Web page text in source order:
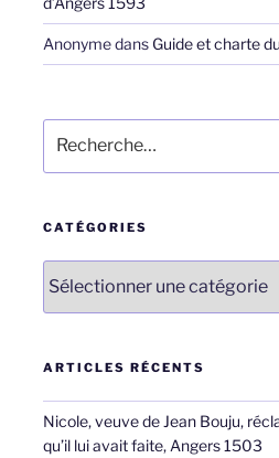
Anonymedans Guide et charte
pour
:
CATÉGORIES
ARTICLES RÉCENTS
Nicole, veuve de Jean Bouju,
qu’il lui avait faite, Angers 1503